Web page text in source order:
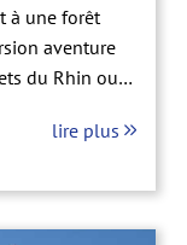
à une forêt
aventure
du Rhin ou à
de se
pour aller à
leurs
lire plus